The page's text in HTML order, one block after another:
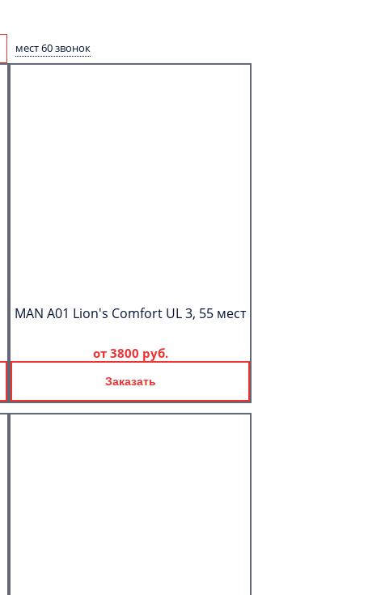
мест 60 звонок
MAN A01 Lion's Comfort UL 3, 55 мест
от 3800 руб.
Заказать